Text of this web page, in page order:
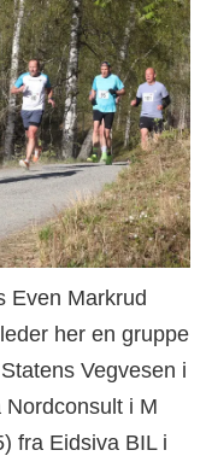
Even Markrud
her en gruppe
Vegvesen i
i M
fra Eidsiva BIL i